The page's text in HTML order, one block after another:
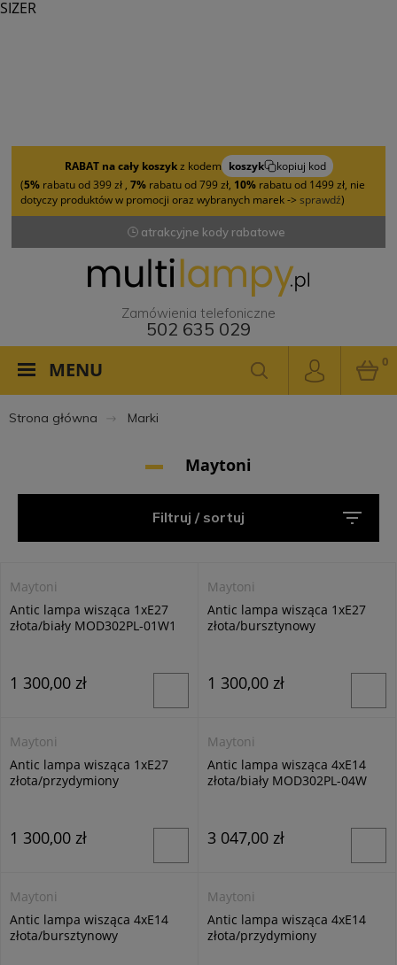
RABAT na cały koszykz kodem koszyk
kopiuj kod
(5% rabatu od 399 zł , 7% rabatu od 799 zł, 10% rabatu od 1499 zł, nie
dotyczy produktów w promocji oraz wybranych marek -> sprawdź)
atrakcyjne kody rabatowe
Zamówienia telefoniczne
502 635 029
MENU 0
Strona główna Marki
Maytoni
Filtruj / sortuj
Maytoni
Antic lampa wisząca 1xE27
złota/biały MOD302PL-01W1
1 300,00 zł
Maytoni
Antic lampa wisząca 1xE27
złota/bursztynowy
1 300,00 zł
Maytoni
Antic lampa wisząca 1xE27
złota/przydymiony
1 300,00 zł
Maytoni
Antic lampa wisząca 4xE14
złota/biały MOD302PL-04W
3 047,00 zł
Maytoni
Antic lampa wisząca 4xE14
złota/bursztynowy
Maytoni
Antic lampa wisząca 4xE14
złota/przydymiony
SIZER